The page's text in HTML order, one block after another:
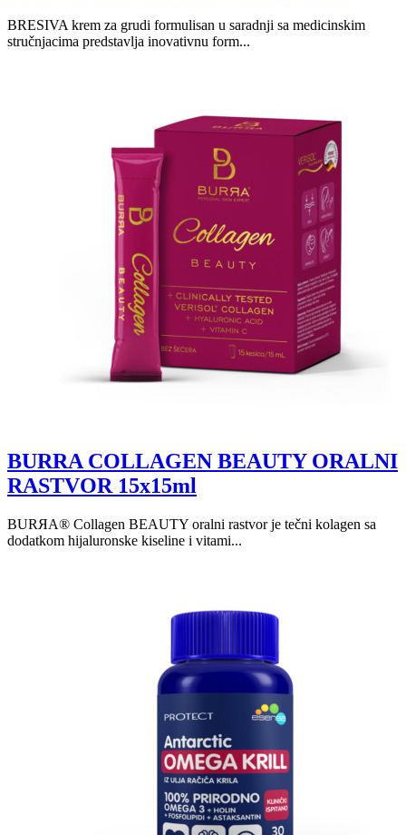
BRESIVA krem za grudi formulisan u saradnji sa medicinskim
stručnjacima predstavlja inovativnu form...
BURRA COLLAGEN BEAUTY ORALNI
RASTVOR 15x15ml
BURЯA® Collagen BEAUTY oralni rastvor je tečni kolagen sa
dodatkom hijaluronske kiseline i vitami...